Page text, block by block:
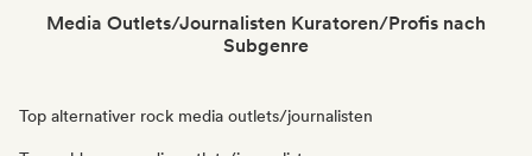
Media Outlets/Journalisten Kuratoren/Profis nach
Subgenre
Top alternativer rock media outlets/journalisten